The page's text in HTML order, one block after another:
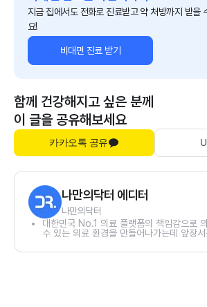
지금 집에서도 전화로 진료받고 약 처방까지 받을
요!
비대면 진료 받기
함께 건강해지고 싶은 분께
이 글을 공유해보세요
카카오톡 공유
나만의닥터 에디터
나만의닥터
대한민국 No.1 의료 플랫폼의 책임감으로
수 있는 의료 환경을 만들어나가는데 앞장